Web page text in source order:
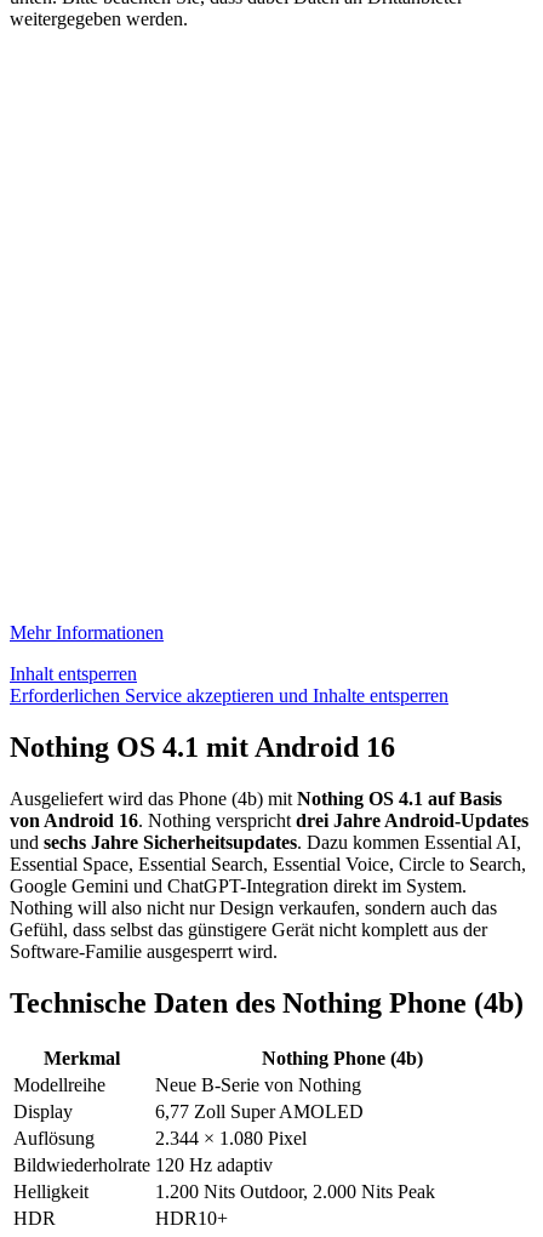
weitergegeben werden.
Mehr Informationen
Inhalt entsperren
Erforderlichen Service akzeptieren und Inhalte entsperren
Nothing OS 4.1 mit Android 16
Ausgeliefert wird das Phone (4b) mit Nothing OS 4.1 auf Basis
von Android 16. Nothing verspricht drei Jahre Android-Updates
und sechs Jahre Sicherheitsupdates. Dazu kommen Essential AI,
Essential Space, Essential Search, Essential Voice, Circle to Search,
Google Gemini und ChatGPT-Integration direkt im System.
Nothing will also nicht nur Design verkaufen, sondern auch das
Gefühl, dass selbst das günstigere Gerät nicht komplett aus der
Software-Familie ausgesperrt wird.
Technische Daten des Nothing Phone (4b)
Merkmal
Nothing Phone (4b)
Modellreihe
Neue B-Serie von Nothing
Display
6,77 Zoll Super AMOLED
Auflösung
2.344 × 1.080 Pixel
Bildwiederholrate 120 Hz adaptiv
Helligkeit
1.200 Nits Outdoor, 2.000 Nits Peak
HDR
HDR10+